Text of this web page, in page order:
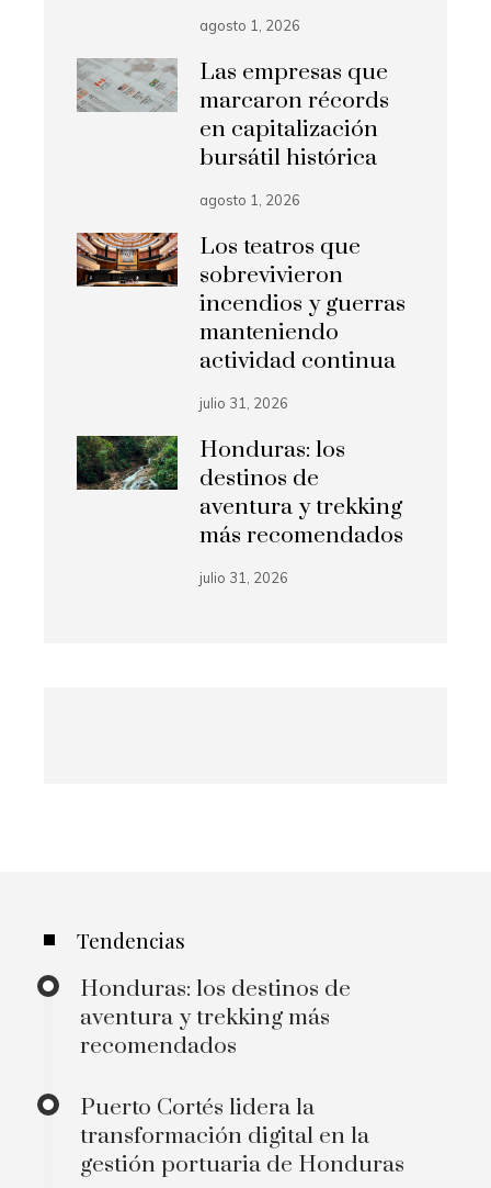
agosto 1, 2026
Las empresas que
marcaron récords
en capitalización
bursátil histórica
agosto 1, 2026
Los teatros que
sobrevivieron
incendios y guerras
manteniendo
actividad continua
julio 31, 2026
Honduras: los
destinos de
aventura y trekking
más recomendados
julio 31, 2026
Tendencias
Honduras: los destinos de
aventura y trekking más
recomendados
Puerto Cortés lidera la
transformación digital en la
gestión portuaria de Honduras